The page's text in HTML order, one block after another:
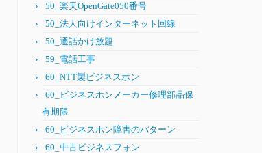
50_楽天OpenGate050番号
50_法人向けインターネット回線
50_通話かけ放題
59_電話工事
60_NTT製ビジネスホン
60_ビジネスホンメーカー修理部品保
有期限
60_ビジネスホン障害のパターン
60_中古ビジネスフォン